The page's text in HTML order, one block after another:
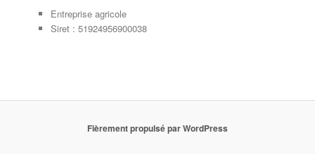
Entreprise agricole
Siret : 51924956900038
Fièrement propulsé par WordPress